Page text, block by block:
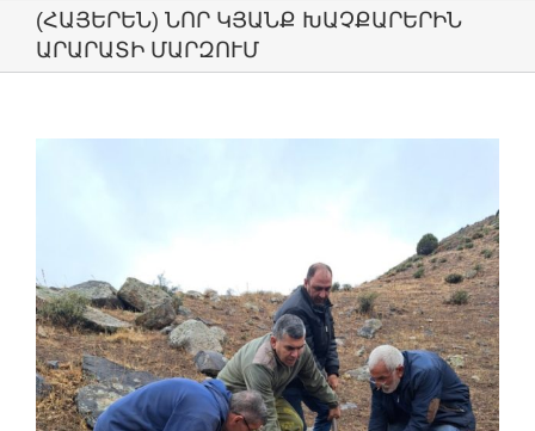
(ՀԱՅԵՐԵՆ) ՆՈՐ ԿՅԱՆՔ ԽԱՉՔԱՐԵՐԻՆ
ԱՐԱՐԱՏԻ ՄԱՐԶՈՒՄ